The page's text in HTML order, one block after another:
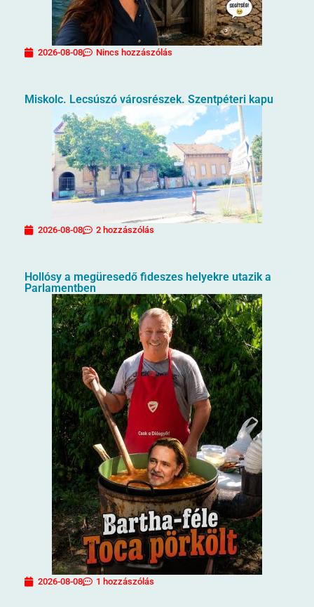
2026-08-08 Nincs hozzászólás
Miskolc. Lecsúszó városrészek. Szentpéteri kapu
2026-08-08 2 hozzászólás
Hollósy a megüresedő fideszes helyekre utazik a
Parlamentben
2026-08-08 1 hozzászólás